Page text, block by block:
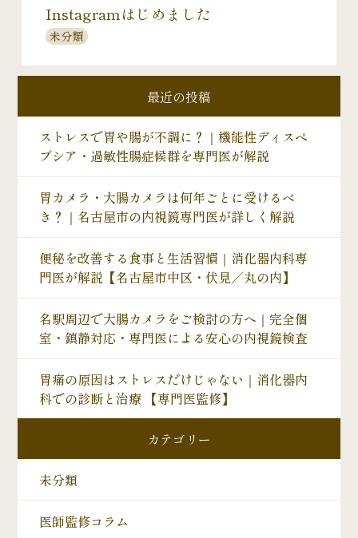
Instagramはじめました
未分類
最近の投稿
ストレスで胃や腸が不調に？｜機能性ディスペ
プシア・過敏性腸症候群を専門医が解説
胃カメラ・大腸カメラは何年ごとに受けるべ
き？｜名古屋市の内視鏡専門医が詳しく解説
便秘を改善する食事と生活習慣｜消化器内科専
門医が解説【名古屋市中区・伏見／丸の内】
名駅周辺で大腸カメラをご検討の方へ｜完全個
室・鎮静対応・専門医による安心の内視鏡検査
胃痛の原因はストレスだけじゃない｜消化器内
科での診断と治療 【専門医監修】
カテゴリー
未分類
医師監修コラム